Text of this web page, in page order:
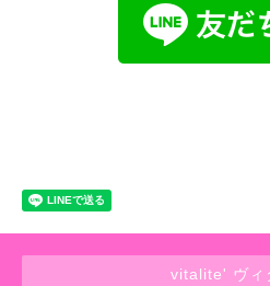
vitalite' ヴィ